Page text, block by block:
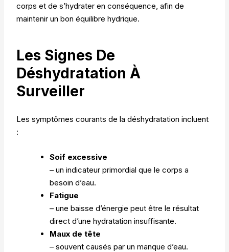
corps et de s’hydrater en conséquence, afin de
maintenir un bon équilibre hydrique.
Les Signes De
Déshydratation À
Surveiller
Les symptômes courants de la déshydratation incluent
:
Soif excessive
– un indicateur primordial que le corps a
besoin d’eau.
Fatigue
– une baisse d’énergie peut être le résultat
direct d’une hydratation insuffisante.
Maux de tête
– souvent causés par un manque d’eau.